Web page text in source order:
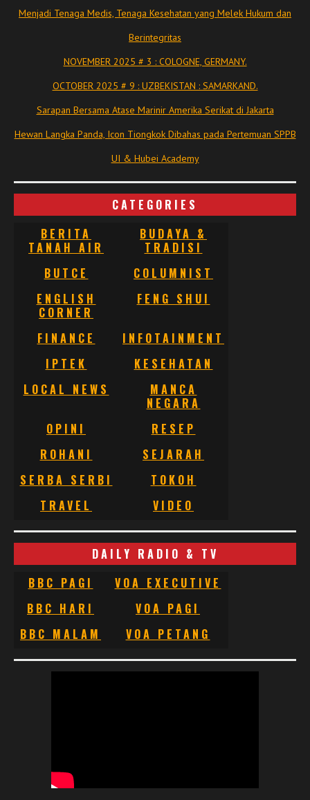
Menjadi Tenaga Medis, Tenaga Kesehatan yang Melek Hukum dan
Berintegritas
NOVEMBER 2025 # 3 : COLOGNE, GERMANY.
OCTOBER 2025 # 9 : UZBEKISTAN : SAMARKAND.
Sarapan Bersama Atase Marinir Amerika Serikat di Jakarta
Hewan Langka Panda, Icon Tiongkok Dibahas pada Pertemuan SPPB
UI & Hubei Academy
CATEGORIES
BERITA
TANAH AIR
BUDAYA &
TRADISI
BUTCE
COLUMNIST
ENGLISH
CORNER
FENG SHUI
FINANCE
INFOTAINMENT
IPTEK
KESEHATAN
LOCAL NEWS
MANCA
NEGARA
OPINI
RESEP
ROHANI
SEJARAH
SERBA SERBI
TOKOH
TRAVEL
VIDEO
DAILY RADIO & TV
BBC PAGI
VOA EXECUTIVE
BBC HARI
VOA PAGI
BBC MALAM
VOA PETANG